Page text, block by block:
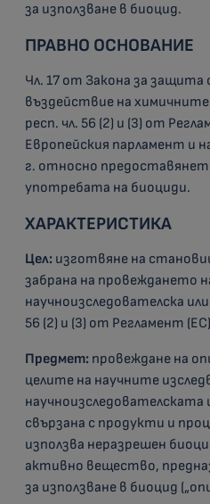
за използване в биоцид.
ПРАВНО ОСНОВАНИЕ
Чл. 17 от Закона за
въздействие на
респ. чл. 56 (2) и (3) от
Европейския парламент и
г. относно
употребата на биоциди.
ХАРАКТЕРИСТИКА
Цел: изготвяне на
забрана на провеждането
научноизследователска
56 (2) и (3) от Регламент
Предмет: провеждане на
целите на научните
научноизследователската
свързана с продукти и
използва неразрешен
активно вещество,
за използване в биоцид